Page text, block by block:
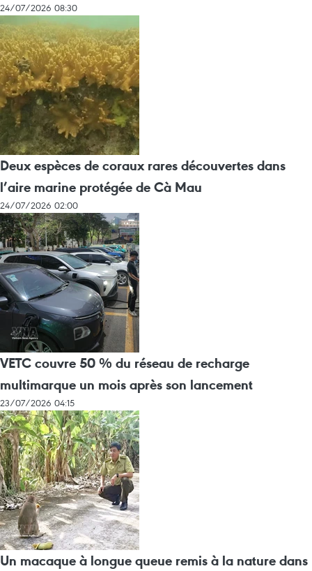
24/07/2026 08:30
Deux espèces de coraux rares découvertes dans
l’aire marine protégée de Cà Mau
24/07/2026 02:00
VETC couvre 50 % du réseau de recharge
multimarque un mois après son lancement
23/07/2026 04:15
Un macaque à longue queue remis à la nature dans